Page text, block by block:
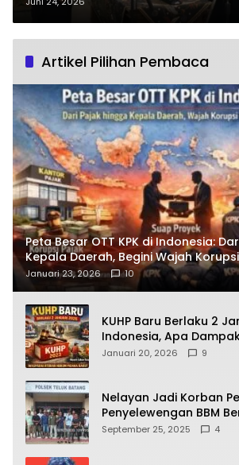
Wabup Dion?
Artikel Pilihan Pembaca
Peta Besar OTT KPK di Indonesia:
Kepala Daerah, Begini Wajah
Terbongkar
Januari 23, 2026 10
KUHP Baru Berlaku 2
Indonesia, Apa
Kehidupan Warga? Ini
Januari 20, 2026 9
Nelayan Jadi Korban
Penyelewengan BBM
64.78809 Teluk Batang
September 25, 2025 4